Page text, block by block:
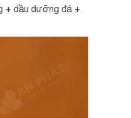
+ dầu dưỡng đá +